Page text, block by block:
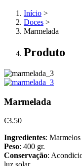
Início >
Doces >
Marmelada
Produto
Marmelada
€3.50
Ingredientes: Marmelos
Peso: 400 gr.
Conservação: